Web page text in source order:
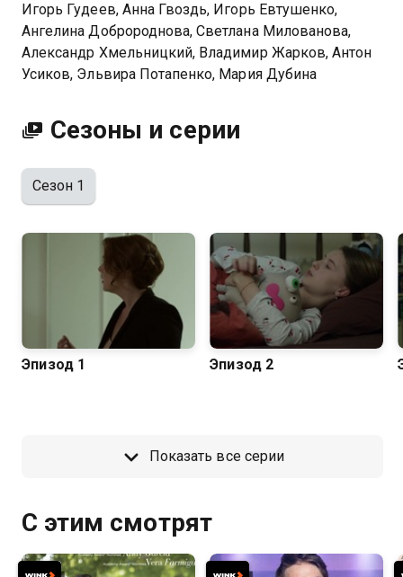
Игорь Гудеев, Анна Гвоздь, Игорь Евтушенко,
Ангелина Добророднова, Светлана Милованова,
Александр Хмельницкий, Владимир Жарков, Антон
Усиков, Эльвира Потапенко, Мария Дубина
Сезоны и серии
Сезон 1
Эпизод 1 Эпизод 2
Показать все серии
С этим смотрят